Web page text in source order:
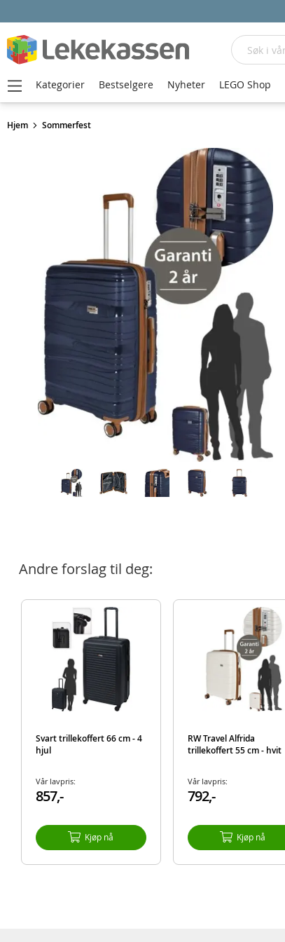
Hjem Sommerfest
Andre forslag til deg:
Svart trillekoffert 66 cm - 4
hjul
Vår lavpris:
857,-
Kjøp nå
RW Travel Alfrida
trillekoffert 55 cm - hvit
Vår lavpris:
792,-
Kjøp nå
Søk
Kategorier Bestselgere Nyheter LEGO Shop